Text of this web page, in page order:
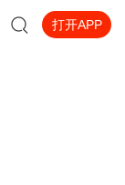
打开APP